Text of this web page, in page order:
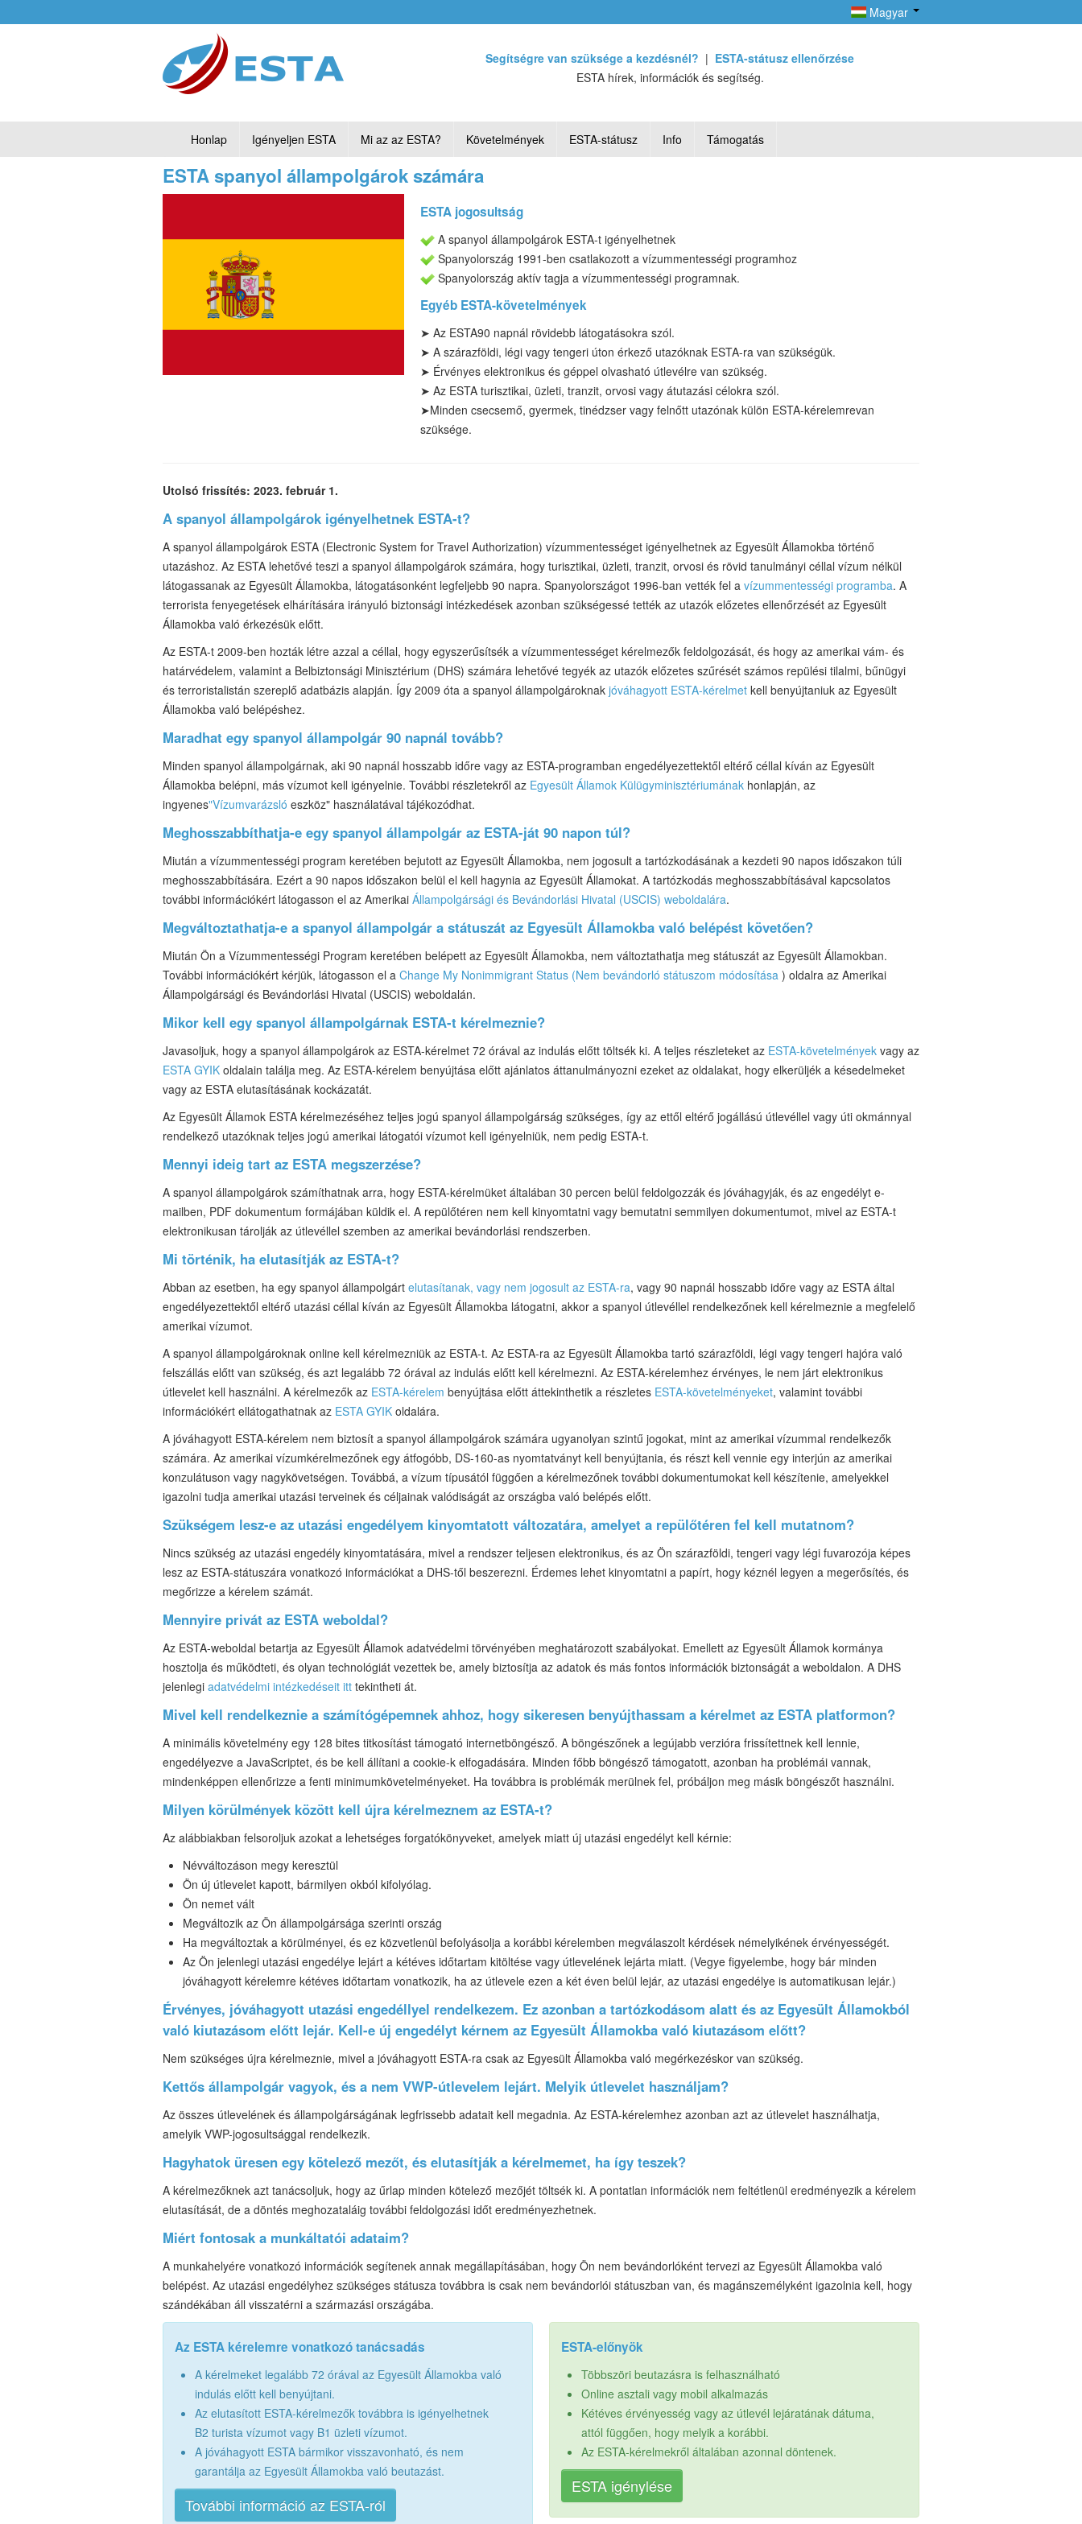
Magyar
Segítségre van szüksége a kezdésnél? | ESTA-státusz ellenőrzése
ESTA hírek, információk és segítség.
Honlap Igényeljen ESTA Mi az az ESTA? Követelmények ESTA-státusz Info Támogatás
ESTA spanyol állampolgárok számára
ESTA jogosultság
A spanyol állampolgárok ESTA-t igényelhetnek
Spanyolország 1991-ben csatlakozott a vízummentességi programhoz
Spanyolország aktív tagja a vízummentességi programnak.
Egyéb ESTA-követelmények
➤ Az ESTA90 napnál rövidebb látogatásokra szól.
➤ A szárazföldi, légi vagy tengeri úton érkező utazóknak ESTA-ra van szükségük.
➤ Érvényes elektronikus és géppel olvasható útlevélre van szükség.
➤ Az ESTA turisztikai, üzleti, tranzit, orvosi vagy átutazási célokra szól.
➤Minden csecsemő, gyermek, tinédzser vagy felnőtt utazónak külön ESTA-kérelemrevan
szüksége.
Utolsó frissítés: 2023. február 1.
A spanyol állampolgárok igényelhetnek ESTA-t?
A spanyol állampolgárok ESTA (Electronic System for Travel Authorization) vízummentességet igényelhetnek az Egyesült Államokba történő
utazáshoz. Az ESTA lehetővé teszi a spanyol állampolgárok számára, hogy turisztikai, üzleti, tranzit, orvosi és rövid tanulmányi céllal vízum nélkül
látogassanak az Egyesült Államokba, látogatásonként legfeljebb 90 napra. Spanyolországot 1996-ban vették fel a vízummentességi programba. A
terrorista fenyegetések elhárítására irányuló biztonsági intézkedések azonban szükségessé tették az utazók előzetes ellenőrzését az Egyesült
Államokba való érkezésük előtt.
Az ESTA-t 2009-ben hozták létre azzal a céllal, hogy egyszerűsítsék a vízummentességet kérelmezők feldolgozását, és hogy az amerikai vám- és
határvédelem, valamint a Belbiztonsági Minisztérium (DHS) számára lehetővé tegyék az utazók előzetes szűrését számos repülési tilalmi, bűnügyi
és terroristalistán szereplő adatbázis alapján. Így 2009 óta a spanyol állampolgároknak jóváhagyott ESTA-kérelmet kell benyújtaniuk az Egyesült
Államokba való belépéshez.
Maradhat egy spanyol állampolgár 90 napnál tovább?
Minden spanyol állampolgárnak, aki 90 napnál hosszabb időre vagy az ESTA-programban engedélyezettektől eltérő céllal kíván az Egyesült
Államokba belépni, más vízumot kell igényelnie. További részletekről az Egyesült Államok Külügyminisztériumának honlapján, az
ingyenes"Vízumvarázsló eszköz" használatával tájékozódhat.
Meghosszabbíthatja-e egy spanyol állampolgár az ESTA-ját 90 napon túl?
Miután a vízummentességi program keretében bejutott az Egyesült Államokba, nem jogosult a tartózkodásának a kezdeti 90 napos időszakon túli
meghosszabbítására. Ezért a 90 napos időszakon belül el kell hagynia az Egyesült Államokat. A tartózkodás meghosszabbításával kapcsolatos
további információkért látogasson el az Amerikai Állampolgársági és Bevándorlási Hivatal (USCIS) weboldalára.
Megváltoztathatja-e a spanyol állampolgár a státuszát az Egyesült Államokba való belépést követően?
Miután Ön a Vízummentességi Program keretében belépett az Egyesült Államokba, nem változtathatja meg státuszát az Egyesült Államokban.
További információkért kérjük, látogasson el a Change My Nonimmigrant Status (Nem bevándorló státuszom módosítása ) oldalra az Amerikai
Állampolgársági és Bevándorlási Hivatal (USCIS) weboldalán.
Mikor kell egy spanyol állampolgárnak ESTA-t kérelmeznie?
Javasoljuk, hogy a spanyol állampolgárok az ESTA-kérelmet 72 órával az indulás előtt töltsék ki. A teljes részleteket az ESTA-követelmények vagy az
ESTA GYIK oldalain találja meg. Az ESTA-kérelem benyújtása előtt ajánlatos áttanulmányozni ezeket az oldalakat, hogy elkerüljék a késedelmeket
vagy az ESTA elutasításának kockázatát.
Az Egyesült Államok ESTA kérelmezéséhez teljes jogú spanyol állampolgárság szükséges, így az ettől eltérő jogállású útlevéllel vagy úti okmánnyal
rendelkező utazóknak teljes jogú amerikai látogatói vízumot kell igényelniük, nem pedig ESTA-t.
Mennyi ideig tart az ESTA megszerzése?
A spanyol állampolgárok számíthatnak arra, hogy ESTA-kérelmüket általában 30 percen belül feldolgozzák és jóváhagyják, és az engedélyt e-
mailben, PDF dokumentum formájában küldik el. A repülőtéren nem kell kinyomtatni vagy bemutatni semmilyen dokumentumot, mivel az ESTA-t
elektronikusan tárolják az útlevéllel szemben az amerikai bevándorlási rendszerben.
Mi történik, ha elutasítják az ESTA-t?
Abban az esetben, ha egy spanyol állampolgárt elutasítanak, vagy nem jogosult az ESTA-ra, vagy 90 napnál hosszabb időre vagy az ESTA által
engedélyezettektől eltérő utazási céllal kíván az Egyesült Államokba látogatni, akkor a spanyol útlevéllel rendelkezőnek kell kérelmeznie a megfelelő
amerikai vízumot.
A spanyol állampolgároknak online kell kérelmezniük az ESTA-t. Az ESTA-ra az Egyesült Államokba tartó szárazföldi, légi vagy tengeri hajóra való
felszállás előtt van szükség, és azt legalább 72 órával az indulás előtt kell kérelmezni. Az ESTA-kérelemhez érvényes, le nem járt elektronikus
útlevelet kell használni. A kérelmezők az ESTA-kérelem benyújtása előtt áttekinthetik a részletes ESTA-követelményeket, valamint további
információkért ellátogathatnak az ESTA GYIK oldalára.
A jóváhagyott ESTA-kérelem nem biztosít a spanyol állampolgárok számára ugyanolyan szintű jogokat, mint az amerikai vízummal rendelkezők
számára. Az amerikai vízumkérelmezőnek egy átfogóbb, DS-160-as nyomtatványt kell benyújtania, és részt kell vennie egy interjún az amerikai
konzulátuson vagy nagykövetségen. Továbbá, a vízum típusától függően a kérelmezőnek további dokumentumokat kell készítenie, amelyekkel
igazolni tudja amerikai utazási terveinek és céljainak valódiságát az országba való belépés előtt.
Szükségem lesz-e az utazási engedélyem kinyomtatott változatára, amelyet a repülőtéren fel kell mutatnom?
Nincs szükség az utazási engedély kinyomtatására, mivel a rendszer teljesen elektronikus, és az Ön szárazföldi, tengeri vagy légi fuvarozója képes
lesz az ESTA-státuszára vonatkozó információkat a DHS-től beszerezni. Érdemes lehet kinyomtatni a papírt, hogy kéznél legyen a megerősítés, és
megőrizze a kérelem számát.
Mennyire privát az ESTA weboldal?
Az ESTA-weboldal betartja az Egyesült Államok adatvédelmi törvényében meghatározott szabályokat. Emellett az Egyesült Államok kormánya
hosztolja és működteti, és olyan technológiát vezettek be, amely biztosítja az adatok és más fontos információk biztonságát a weboldalon. A DHS
jelenlegi adatvédelmi intézkedéseit itt tekintheti át.
Mivel kell rendelkeznie a számítógépemnek ahhoz, hogy sikeresen benyújthassam a kérelmet az ESTA platformon?
A minimális követelmény egy 128 bites titkosítást támogató internetböngésző. A böngészőnek a legújabb verzióra frissítettnek kell lennie,
engedélyezve a JavaScriptet, és be kell állítani a cookie-k elfogadására. Minden főbb böngésző támogatott, azonban ha problémái vannak,
mindenképpen ellenőrizze a fenti minimumkövetelményeket. Ha továbbra is problémák merülnek fel, próbáljon meg másik böngészőt használni.
Milyen körülmények között kell újra kérelmeznem az ESTA-t?
Az alábbiakban felsoroljuk azokat a lehetséges forgatókönyveket, amelyek miatt új utazási engedélyt kell kérnie:
Névváltozáson megy keresztül
Ön új útlevelet kapott, bármilyen okból kifolyólag.
Ön nemet vált
Megváltozik az Ön állampolgársága szerinti ország
Ha megváltoztak a körülményei, és ez közvetlenül befolyásolja a korábbi kérelemben megválaszolt kérdések némelyikének érvényességét.
Az Ön jelenlegi utazási engedélye lejárt a kétéves időtartam kitöltése vagy útlevelének lejárta miatt. (Vegye figyelembe, hogy bár minden
jóváhagyott kérelemre kétéves időtartam vonatkozik, ha az útlevele ezen a két éven belül lejár, az utazási engedélye is automatikusan lejár.)
Érvényes, jóváhagyott utazási engedéllyel rendelkezem. Ez azonban a tartózkodásom alatt és az Egyesült Államokból
való kiutazásom előtt lejár. Kell-e új engedélyt kérnem az Egyesült Államokba való kiutazásom előtt?
Nem szükséges újra kérelmeznie, mivel a jóváhagyott ESTA-ra csak az Egyesült Államokba való megérkezéskor van szükség.
Kettős állampolgár vagyok, és a nem VWP-útlevelem lejárt. Melyik útlevelet használjam?
Az összes útlevelének és állampolgárságának legfrissebb adatait kell megadnia. Az ESTA-kérelemhez azonban azt az útlevelet használhatja,
amelyik VWP-jogosultsággal rendelkezik.
Hagyhatok üresen egy kötelező mezőt, és elutasítják a kérelmemet, ha így teszek?
A kérelmezőknek azt tanácsoljuk, hogy az űrlap minden kötelező mezőjét töltsék ki. A pontatlan információk nem feltétlenül eredményezik a kérelem
elutasítását, de a döntés meghozataláig további feldolgozási időt eredményezhetnek.
Miért fontosak a munkáltatói adataim?
A munkahelyére vonatkozó információk segítenek annak megállapításában, hogy Ön nem bevándorlóként tervezi az Egyesült Államokba való
belépést. Az utazási engedélyhez szükséges státusza továbbra is csak nem bevándorlói státuszban van, és magánszemélyként igazolnia kell, hogy
szándékában áll visszatérni a származási országába.
Az ESTA kérelemre vonatkozó tanácsadás
A kérelmeket legalább 72 órával az Egyesült Államokba való
indulás előtt kell benyújtani.
Az elutasított ESTA-kérelmezők továbbra is igényelhetnek
B2 turista vízumot vagy B1 üzleti vízumot.
A jóváhagyott ESTA bármikor visszavonható, és nem
garantálja az Egyesült Államokba való beutazást.
További információ az ESTA-ról
ESTA-előnyök
Többszöri beutazásra is felhasználható
Online asztali vagy mobil alkalmazás
Kétéves érvényesség vagy az útlevél lejáratának dátuma,
attól függően, hogy melyik a korábbi.
Az ESTA-kérelmekről általában azonnal döntenek.
ESTA igénylése